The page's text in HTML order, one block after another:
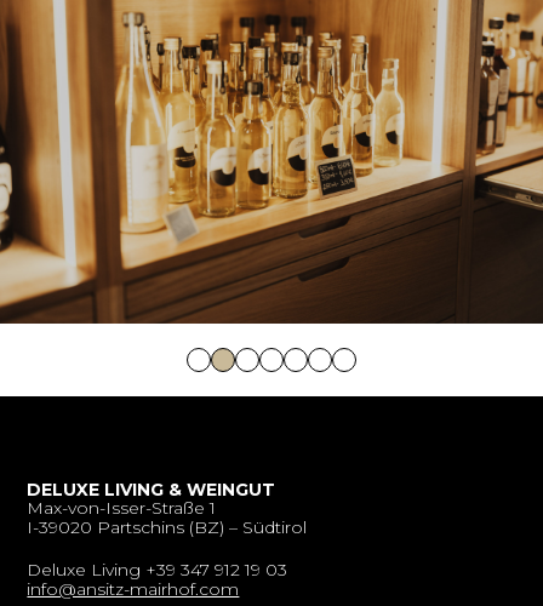
DELUXE LIVING & WEINGUT
Max-von-Isser-Straße 1
I-39020 Partschins (BZ) – Südtirol
Deluxe Living +39 347 912 19 03
info@ansitz-mairhof.com